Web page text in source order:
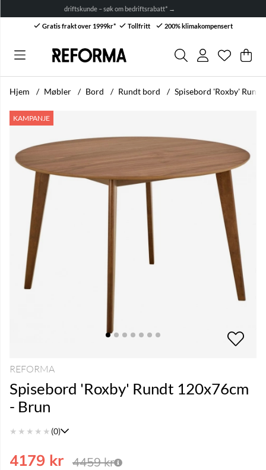
– søk om bedriftsrabatt* →
Gratis frakt over 1999kr* Tollfritt 200% klimakompensert
Antall i
. .
Hjem Møbler Bord Rundt bord Spisebord 'Roxby'
KAMPANJE
Produktbilder Spisebord 'Roxby' Rundt 120x76cm - Brun
REFORMA
Spisebord 'Roxby' Rundt 120x76cm
- Brun
★ ★ ★ ★ ★ (0)
4459kr
4179 kr